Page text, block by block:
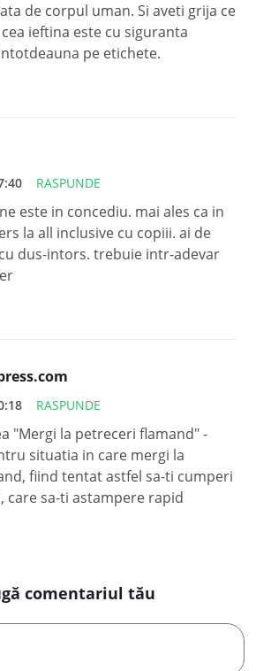
de corpul uman. Si aveti grija ce
ieftina este cu siguranta
pe etichete.
RASPUNDE
este in concediu. mai ales ca in
la all inclusive cu copiii. ai de
dus-intors. trebuie intr-adevar
RASPUNDE
"Mergi la petreceri flamand" -
situatia in care mergi la
fiind tentat astfel sa-ti cumperi
care sa-ti astampere rapid
comentariul tău